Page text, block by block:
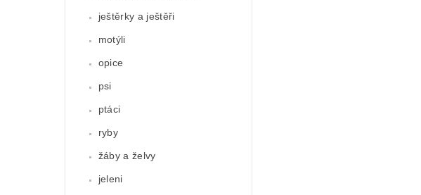
ještěrky a ještěři
motýli
opice
psi
ptáci
ryby
žáby a želvy
jeleni